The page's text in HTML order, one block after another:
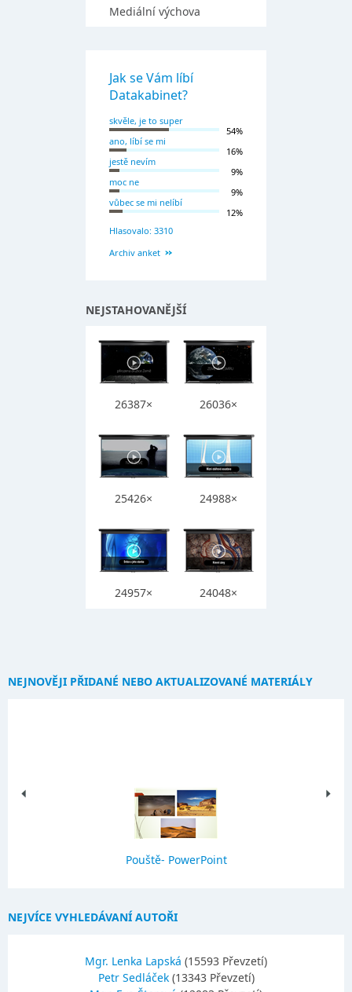
Mediální výchova
Jak se Vám líbí
Datakabinet?
skvěle, je to super
54%
ano, líbí se mi
16%
jestě nevím
9%
moc ne
9%
vůbec se mi nelíbí
12%
Hlasovalo: 3310
Archiv anket
NEJSTAHOVANĚJŠÍ
26387× 26036×
25426× 24988×
24957× 24048×
NEJNOVĚJI PŘIDANÉ NEBO AKTUALIZOVANÉ MATERIÁLY
Pouště- PowerPoint
NEJVÍCE VYHLEDÁVANÍ AUTOŘI
Mgr. Lenka Lapská (15593 Převzetí)
Petr Sedláček (13343 Převzetí)